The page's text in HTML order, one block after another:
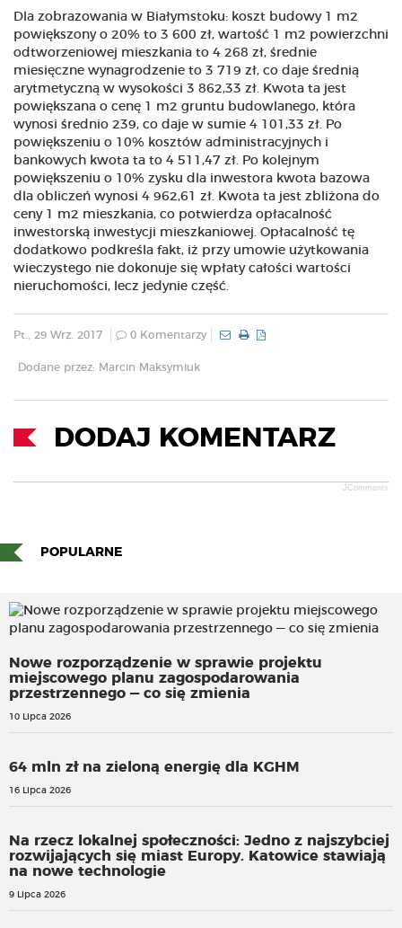
Dla zobrazowania w Białymstoku: koszt budowy 1 m2
powiększony o 20% to 3 600 zł, wartość 1 m2 powierzchni
odtworzeniowej mieszkania to 4 268 zł, średnie
miesięczne wynagrodzenie to 3 719 zł, co daje średnią
arytmetyczną w wysokości 3 862,33 zł. Kwota ta jest
powiększana o cenę 1 m2 gruntu budowlanego, która
wynosi średnio 239, co daje w sumie 4 101,33 zł. Po
powiększeniu o 10% kosztów administracyjnych i
bankowych kwota ta to 4 511,47 zł. Po kolejnym
powiększeniu o 10% zysku dla inwestora kwota bazowa
dla obliczeń wynosi 4 962,61 zł. Kwota ta jest zbliżona do
ceny 1 m2 mieszkania, co potwierdza opłacalność
inwestorską inwestycji mieszkaniowej. Opłacalność tę
dodatkowo podkreśla fakt, iż przy umowie użytkowania
wieczystego nie dokonuje się wpłaty całości wartości
nieruchomości, lecz jedynie część.
Pt., 29 Wrz. 2017 0 Komentarzy
Dodane przez: Marcin Maksymiuk
DODAJ KOMENTARZ
JComments
POPULARNE
Nowe rozporządzenie w sprawie projektu
miejscowego planu zagospodarowania
przestrzennego — co się zmienia
10 Lipca 2026
64 mln zł na zieloną energię dla KGHM
16 Lipca 2026
Na rzecz lokalnej społeczności: Jedno z najszybciej
rozwijających się miast Europy. Katowice stawiają
na nowe technologie
9 Lipca 2026